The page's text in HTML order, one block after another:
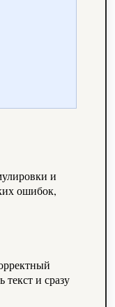
и
ошибок,
и сразу